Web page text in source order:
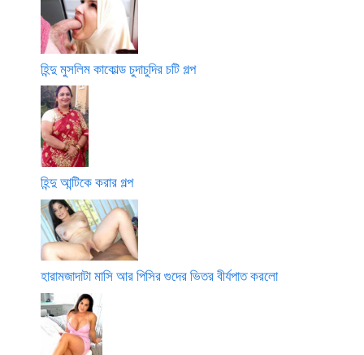
হিন্দু মুসলিম কাকোল্ড চুদাচুদির চটি গল্প
হিন্দু আন্টিকে করার গল্প
হারামজাদাটা মাসি আর পিসির গুদের ভিতর বীর্যপাত করলো